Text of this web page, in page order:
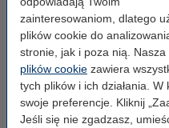
zainteresowaniom, dlatego
plików cookie do
stronie, jak i poza nią. Nasza
plików cookie zawiera
tych plików i ich działania.
swoje preferencje. Kliknij
Jeśli się nie zgadzasz,
Etykiety wysyłkowe A6 (105 x
148 mm), 100 etykiet, 123drukuj
14,90 zł z VAT